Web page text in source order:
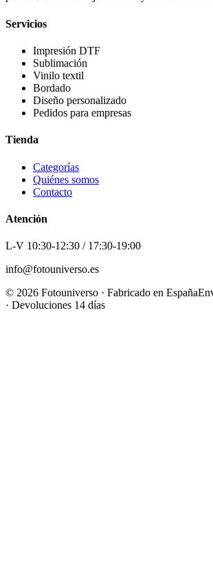
Servicios
Impresión DTF
Sublimación
Vinilo textil
Bordado
Diseño personalizado
Pedidos para empresas
Tienda
Categorías
Quiénes somos
Contacto
Atención
L-V 10:30-12:30 / 17:30-19:00
info@fotouniverso.es
© 2026 Fotouniverso · Fabricado en España
· Devoluciones 14 días